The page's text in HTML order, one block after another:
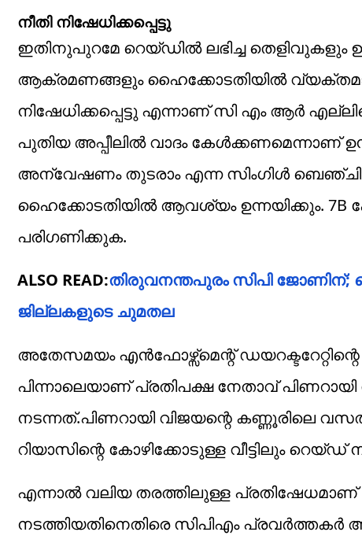
നീതി നിഷേധിക്കപ്പെട്ടു
ഇതിനുപുറമേ റെയ്ഡിൽ ലഭിച്ച
ആക്രമണങ്ങളും ഹൈക്കോടതിയിൽ
നിഷേധിക്കപ്പെട്ടു എന്നാണ് സി എം ആർ
പുതിയ അപ്പീലിൽ വാദം കേൾക്കണമെന്നാണ്
അന്വേഷണം തുടരാം എന്ന സിംഗിൾ
ഹൈക്കോടതിയിൽ ആവശ്യം ഉന്നയിക്കും. 7B
പരിഗണിക്കുക.
ALSO READ:തിരുവനന്തപുരം സിപി ജോണിന്;
ജില്ലകളുടെ ചുമതല
അതേസമയം എൻഫോഴ്സ്മെന്റ്
പിന്നാലെയാണ് പ്രതിപക്ഷ നേതാവ് പിണറായി
നടന്നത്.പിണറായി വിജയന്റെ കണ്ണൂരിലെ
റിയാസിന്റെ കോഴിക്കോടുള്ള വീട്ടിലും
എന്നാൽ വലിയ തരത്തിലുള്ള പ്രതിഷേധമാണ്
നടത്തിയതിനെതിരെ സിപിഎം പ്രവർത്തകർ